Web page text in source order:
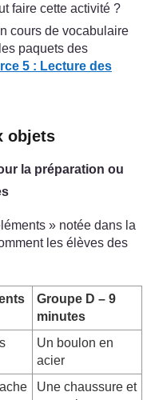
faire cette activité ?
cours de vocabulaire
paquets des
5 : Lecture des
objets
la préparation ou
» notée dans la
les élèves des
Groupe D – 9
minutes
Un boulon en
acier
Une chaussure et